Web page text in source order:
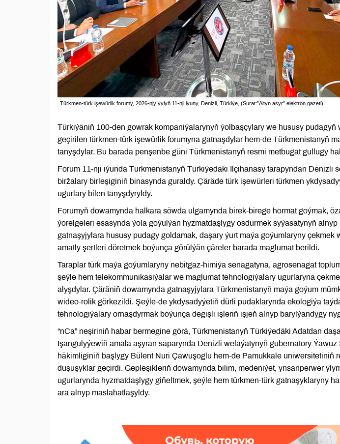
Türkmen-türk işewürlik forumy, 2026-njy ýylyň 11-nji iýuny, Denizli, Türkiýe, (Surat:”Altyn asyr” elektron gazeti)
Türkiýäniň 100-den gowrak kompaniýalarynyň ýolbaşçylary we hususy
geçirilen türkmen-türk işewürlik forumyna gatnaşdylar hem-de Türkmenistanyň
tanyşdylar. Bu barada penşenbe güni Türkmenistanyň resmi metbugat gullugy
Forum 11-nji iýunda Türkmenistanyň Türkiýedäki Ilçihanasy tarapyndan Denizli
biržalary birleşiginiň binasynda guraldy. Çäräde türk işewürleri türkmen
ugurlary bilen tanyşdyryldy.
Forumyň dowamynda halkara söwda ulgamynda birek-birege hormat goýmak,
ýörelgeleri esasynda ýola goýulýan hyzmatdaşlygy ösdürmek syýasatynyň
gatnaşyjylara hususy pudagy goldamak, daşary ýurt maýa goýumlaryny çekmek
amatly şertleri döretmek boýunça görülýän çäreler barada maglumat berildi.
Taraplar türk maýa goýumlaryny nebitgaz-himiýa senagatyna, agrosenagat
şeýle hem telekommunikasiýalar we maglumat tehnologiýalary ugurlaryna
alyşdylar. Çäräniň dowamynda gatnaşyjylara Türkmenistanyň maýa goýum
wideo-rolik görkezildi. Şeýle-de ykdysadyýetiň dürli pudaklarynda ekologiýa
tehnologiýalary ornaşdyrmak boýunça degişli işleriň işjeň alnyp barylýandygy
“nCa” neşiriniň habar bermegine görä, Türkmenistanyň Türkiýedäki Adatdan
Işangulyýewiň amala aşyran saparynda Denizli welaýatynyň gubernatory
häkimliginiň başlygy Bülent Nuri Çawuşoglu hem-de Pamukkale uniwersitetiniň
duşuşyklar geçirdi. Gepleşikleriň dowamynda bilim, medeniýet, ynsanperwer
ugurlarynda hyzmatdaşlygy giňeltmek, şeýle hem türkmen-türk gatnaşyklaryny
ara alnyp maslahatlaşyldy.